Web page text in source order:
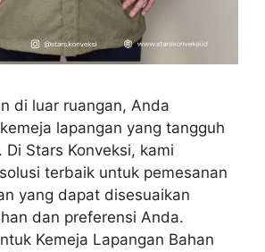
di luar ruangan, Anda
lapangan yang tangguh
Stars Konveksi, kami
terbaik untuk pemesanan
yang dapat disesuaikan
dan preferensi Anda.
Kemeja Lapangan Bahan